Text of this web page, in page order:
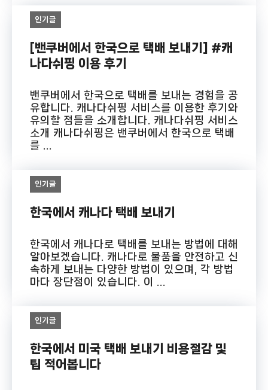
인기글
[밴쿠버에서 한국으로 택배 보내기] #캐
나다쉬핑 이용 후기
밴쿠버에서 한국으로 택배를 보내는 경험을 공
유합니다. 캐나다쉬핑 서비스를 이용한 후기와
유의할 점들을 소개합니다. 캐나다쉬핑 서비스
소개 캐나다쉬핑은 밴쿠버에서 한국으로 택배
를 ...
인기글
한국에서 캐나다 택배 보내기
한국에서 캐나다로 택배를 보내는 방법에 대해
알아보겠습니다. 캐나다로 물품을 안전하고 신
속하게 보내는 다양한 방법이 있으며, 각 방법
마다 장단점이 있습니다. 이 ...
인기글
한국에서 미국 택배 보내기 비용절감 및
팁 적어봅니다